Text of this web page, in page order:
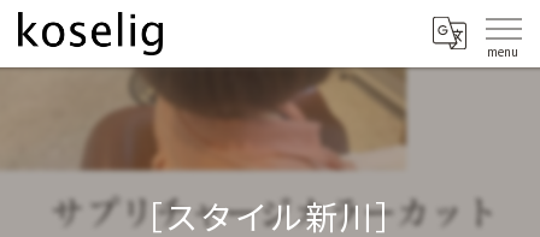
［スタイル新川］